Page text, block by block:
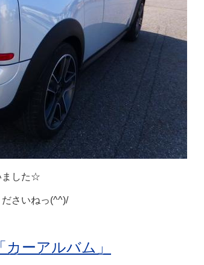
ました☆
さいねっ(^^)/
「カーアルバム」